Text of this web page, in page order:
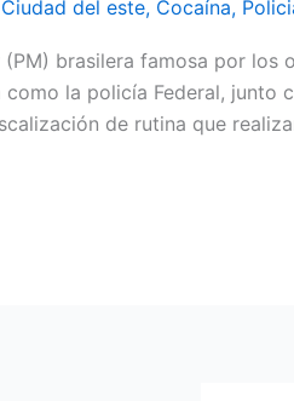
Ciudad del este, Cocaína,
brasilera famosa por los
la policía Federal, junto
de rutina que